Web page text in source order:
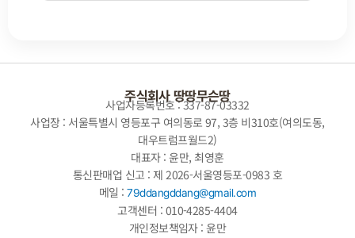
로그인
주식회사 땅땅무슨땅
사업자등록번호 : 337-87-03332
사업장 : 서울특별시 영등포구 여의동로 97, 3층 비310호(여의도동,
대우트럼프월드2)
대표자 : 윤만, 최영훈
통신판매업 신고 : 제 2026-서울영등포-0983 호
메일 :79ddangddang@gmail.com
고객센터 : 010-4285-4404
개인정보책임자 : 윤만